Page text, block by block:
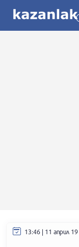
13:46 | 11 април 19